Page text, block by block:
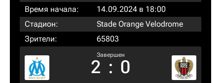
Время начала:
14.09.2024 в 18:00
Стадион:
Stade Orange Velodrome
Зрители:
65803
Завершен
2 : 0